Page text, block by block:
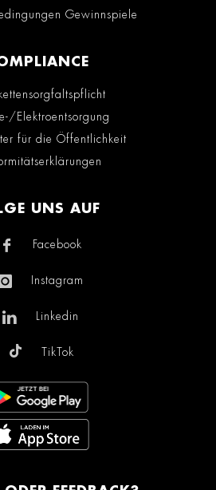
Gewinnspiele
Elektroentsorgung
für die Öffentlichkeit
UNS AUF
Facebook
Instagram
Linkedin
TikTok